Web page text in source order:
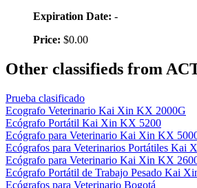
Expiration Date: -
Price: $0.00
Other classifieds from
Prueba clasificado
Ecografo Veterinario Kai Xin KX 2000G
Ecógrafo Portátil Kai Xin KX 5200
Ecógrafo para Veterinario Kai Xin KX
Ecógrafos para Veterinarios Portátiles Kai
Ecógrafo para Veterinario Kai Xin KX
Ecógrafo Portátil de Trabajo Pesado Kai
Ecógrafos para Veterinario Bogotá